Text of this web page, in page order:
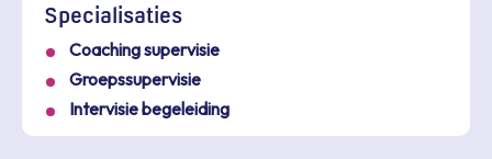
Specialisaties
Coaching supervisie
Groepssupervisie
Intervisie begeleiding
Geef een beoordeling
Beoordeel Marielle Oosterbeek
Vraag een beoordeling op bij een
klant
Stuur een Whatsapp bericht of e-mail naar je klanten